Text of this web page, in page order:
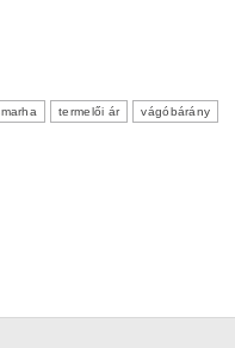
termelői ár vágóbárány